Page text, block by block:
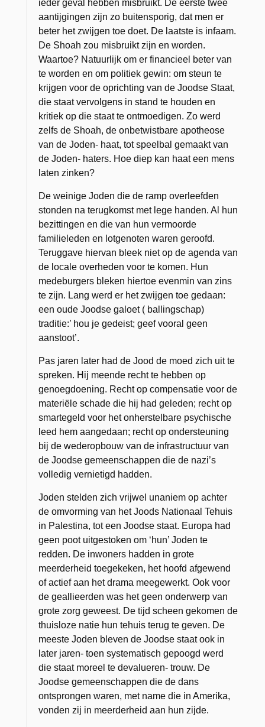
ieder geval hebben misbruikt. De eerste twee
aantijgingen zijn zo buitensporig, dat men er
beter het zwijgen toe doet. De laatste is infaam.
De Shoah zou misbruikt zijn en worden.
Waartoe? Natuurlijk om er financieel beter van
te worden en om politiek gewin: om steun te
krijgen voor de oprichting van de Joodse Staat,
die staat vervolgens in stand te houden en
kritiek op die staat te ontmoedigen. Zo werd
zelfs de Shoah, de onbetwistbare apotheose
van de Joden- haat, tot speelbal gemaakt van
de Joden- haters. Hoe diep kan haat een mens
laten zinken?
De weinige Joden die de ramp overleefden
stonden na terugkomst met lege handen. Al hun
bezittingen en die van hun vermoorde
familieleden en lotgenoten waren geroofd.
Teruggave hiervan bleek niet op de agenda van
de locale overheden voor te komen. Hun
medeburgers bleken hiertoe evenmin van zins
te zijn. Lang werd er het zwijgen toe gedaan:
een oude Joodse galoet ( ballingschap)
traditie:’ hou je gedeist; geef vooral geen
aanstoot’.
Pas jaren later had de Jood de moed zich uit te
spreken. Hij meende recht te hebben op
genoegdoening. Recht op compensatie voor de
materiële schade die hij had geleden; recht op
smartegeld voor het onherstelbare psychische
leed hem aangedaan; recht op ondersteuning
bij de wederopbouw van de infrastructuur van
de Joodse gemeenschappen die de nazi’s
volledig vernietigd hadden.
Joden stelden zich vrijwel unaniem op achter
de omvorming van het Joods Nationaal Tehuis
in Palestina, tot een Joodse staat. Europa had
geen poot uitgestoken om ‘hun’ Joden te
redden. De inwoners hadden in grote
meerderheid toegekeken, het hoofd afgewend
of actief aan het drama meegewerkt. Ook voor
de geallieerden was het geen onderwerp van
grote zorg geweest. De tijd scheen gekomen de
thuisloze natie hun tehuis terug te geven. De
meeste Joden bleven de Joodse staat ook in
later jaren- toen systematisch gepoogd werd
die staat moreel te devalueren- trouw. De
Joodse gemeenschappen die de dans
ontsprongen waren, met name die in Amerika,
vonden zij in meerderheid aan hun zijde.